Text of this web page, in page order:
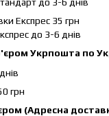
до 3-6 днів
Експрес 35 грн
до 3-6 днів
Укрпошта по
грн
(Адресна